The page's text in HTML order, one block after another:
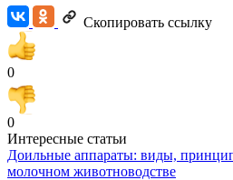
Скопировать ссылку
0
0
Интересные статьи
Доильные аппараты: виды,
молочном животноводстве